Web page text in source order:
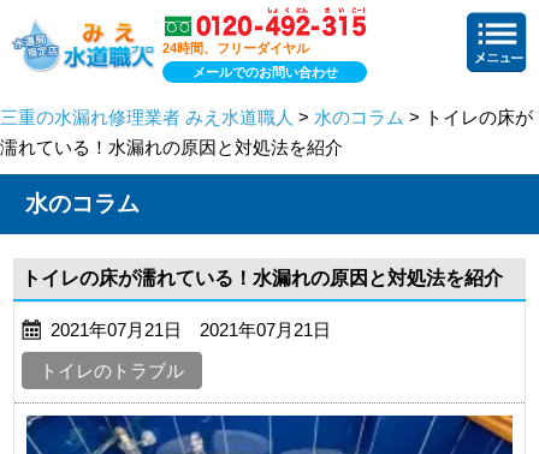
24時間、フリーダイヤル
メールでのお問い合わせ
三重の水漏れ修理業者 みえ水道職人 > 水のコラム > トイレの床が
濡れている！水漏れの原因と対処法を紹介
水のコラム
トイレの床が濡れている！水漏れの原因と対処法を紹介
2021年07月21日 2021年07月21日
トイレのトラブル